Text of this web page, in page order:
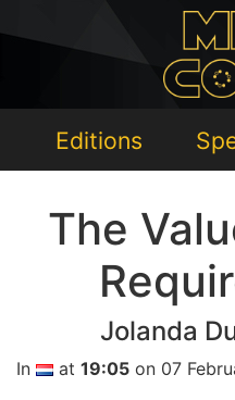
Editions
The
Jolanda
In at 19:05 on 07